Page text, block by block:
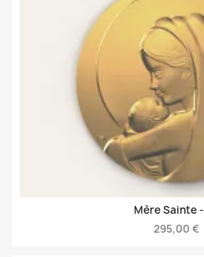
Mère Sainte -
295,00 €